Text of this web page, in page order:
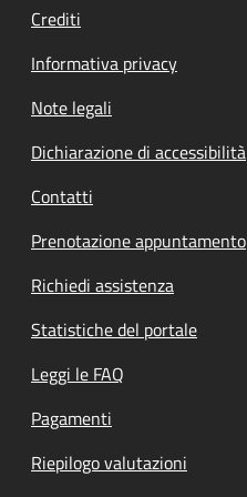
Crediti
Informativa privacy
Note legali
Dichiarazione di accessibilità
Contatti
Prenotazione appuntamento
Richiedi assistenza
Statistiche del portale
Leggi le FAQ
Pagamenti
Riepilogo valutazioni